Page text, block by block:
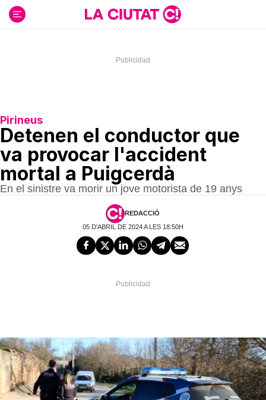
contenido
Pirineus
Detenen el conductor que
va provocar l'accident
mortal a Puigcerdà
En el sinistre va morir un jove motorista de 19 anys
REDACCIÓ
05 D'ABRIL DE 2024 A LES 18:50H